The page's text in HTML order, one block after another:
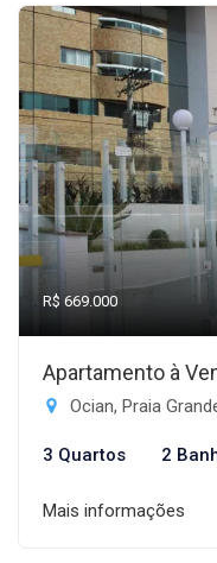
R$ 669.000
Apartamento à
Ocian, Praia
3 Quartos 2
Mais informações